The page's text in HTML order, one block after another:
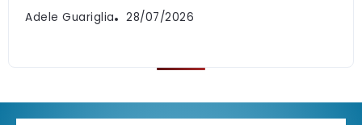
Adele Guariglia 28/07/2026